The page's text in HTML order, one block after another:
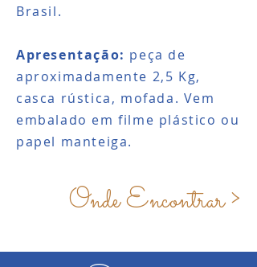
Brasil.
Apresentação: peça de
aproximadamente 2,5 Kg,
casca rústica, mofada. Vem
embalado em filme plástico ou
papel manteiga.
Onde Encontrar >